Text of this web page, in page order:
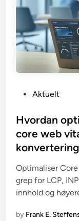
s
t
e
i
n
Aktuelt
Hvordan
core web
Optimaliser
grep for LCP,
innhold og
by Frank E.